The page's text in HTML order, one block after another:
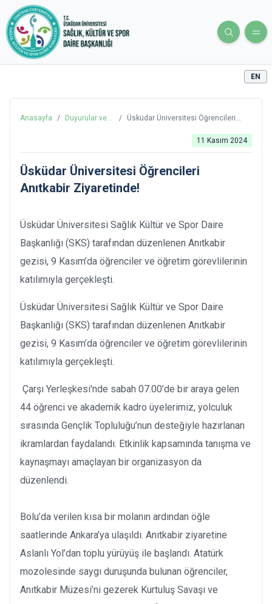
EN
Anasayfa /
Duyurular ve
/
Üsküdar Üniversitesi Öğrencileri
11 Kasım 2024
Üsküdar Üniversitesi Öğrencileri
Anıtkabir Ziyaretinde!
Üsküdar Üniversitesi Sağlık Kültür ve Spor Daire
Başkanlığı (SKS) tarafından düzenlenen Anıtkabir
gezisi, 9 Kasım’da öğrenciler ve öğretim görevlilerinin
katılımıyla gerçekleşti.
Üsküdar Üniversitesi Sağlık Kültür ve Spor Daire
Başkanlığı (SKS) tarafından düzenlenen Anıtkabir
gezisi, 9 Kasım’da öğrenciler ve öğretim görevlilerinin
katılımıyla gerçekleşti.
Çarşı Yerleşkesi'nde sabah 07.00’de bir araya gelen
44 öğrenci ve akademik kadro üyelerimiz, yolculuk
sırasında Gençlik Topluluğu’nun desteğiyle hazırlanan
ikramlardan faydalandı. Etkinlik kapsamında tanışma ve
kaynaşmayı amaçlayan bir organizasyon da
düzenlendi.
Bolu’da verilen kısa bir molanın ardından öğle
saatlerinde Ankara’ya ulaşıldı. Anıtkabir ziyaretine
Aslanlı Yol’dan toplu yürüyüş ile başlandı. Atatürk
mozolesinde saygı duruşunda bulunan öğrenciler,
Anıtkabir Müzesi’ni gezerek Kurtuluş Savaşı ve